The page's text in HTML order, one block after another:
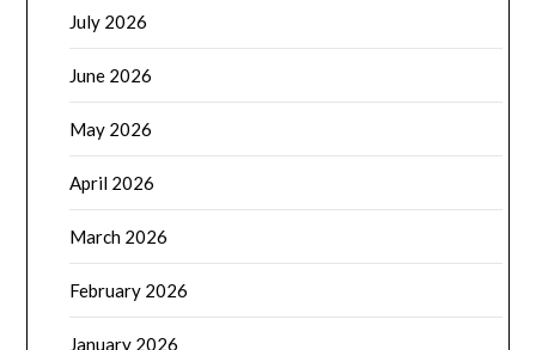
July 2026
June 2026
May 2026
April 2026
March 2026
February 2026
January 2026